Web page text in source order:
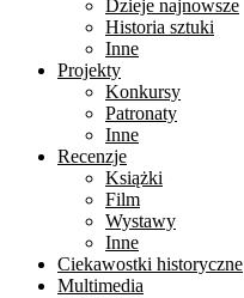
Dzieje najnowsze
Historia sztuki
Inne
Projekty
Konkursy
Patronaty
Inne
Recenzje
Książki
Film
Wystawy
Inne
Ciekawostki historyczne
Multimedia